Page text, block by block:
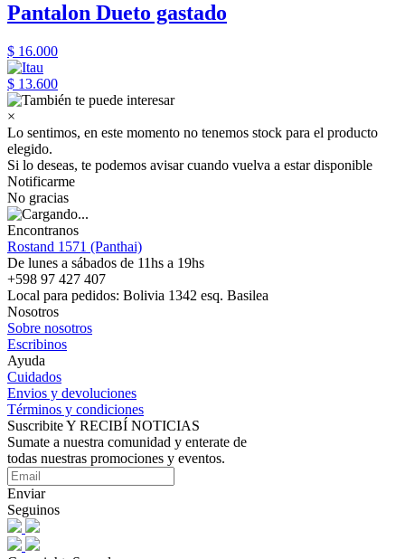
Pantalon Dueto gastado
$ 16.000
$ 13.600
×
Lo sentimos, en este momento no tenemos stock para el producto
elegido.
Si lo deseas, te podemos avisar cuando vuelva a estar disponible
Notificarme
No gracias
Encontranos
Rostand 1571 (Panthai)
De lunes a sábados de 11hs a 19hs
+598 97 427 407
Local para pedidos: Bolivia 1342 esq. Basilea
Nosotros
Sobre nosotros
Escribinos
Ayuda
Cuidados
Envios y devoluciones
Términos y condiciones
Suscribite Y RECIBÍ NOTICIAS
Sumate a nuestra comunidad y enterate de
todas nuestras promociones y eventos.
Enviar
Seguinos